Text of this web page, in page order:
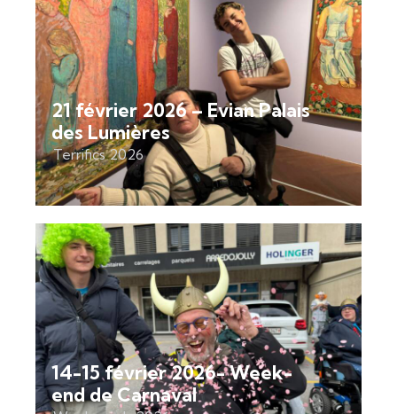
21 février 2026 – Evian Palais
des Lumières
Terrifics 2026
14-15 février 2026- Week-
end de Carnaval